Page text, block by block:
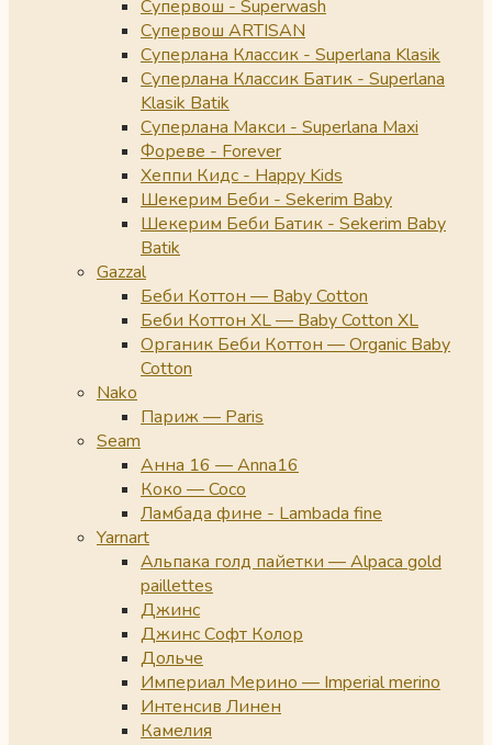
Супервош - Superwash
Супервош ARTISAN
Суперлана Классик - Superlana Klasik
Суперлана Классик Батик - Superlana
Klasik Batik
Суперлана Макси - Superlana Maxi
Фореве - Forever
Хеппи Кидс - Happy Kids
Шекерим Беби - Sekerim Baby
Шекерим Беби Батик - Sekerim Baby
Batik
Gazzal
Беби Коттон — Baby Cotton
Беби Коттон XL — Baby Cotton XL
Органик Беби Коттон — Organic Baby
Cotton
Nako
Париж — Paris
Seam
Анна 16 — Anna16
Коко — Coco
Ламбада фине - Lambada fine
Yarnart
Альпака голд пайетки — Alpaca gold
paillettes
Джинс
Джинс Софт Колор
Дольче
Империал Мерино — Imperial merino
Интенсив Линен
Камелия